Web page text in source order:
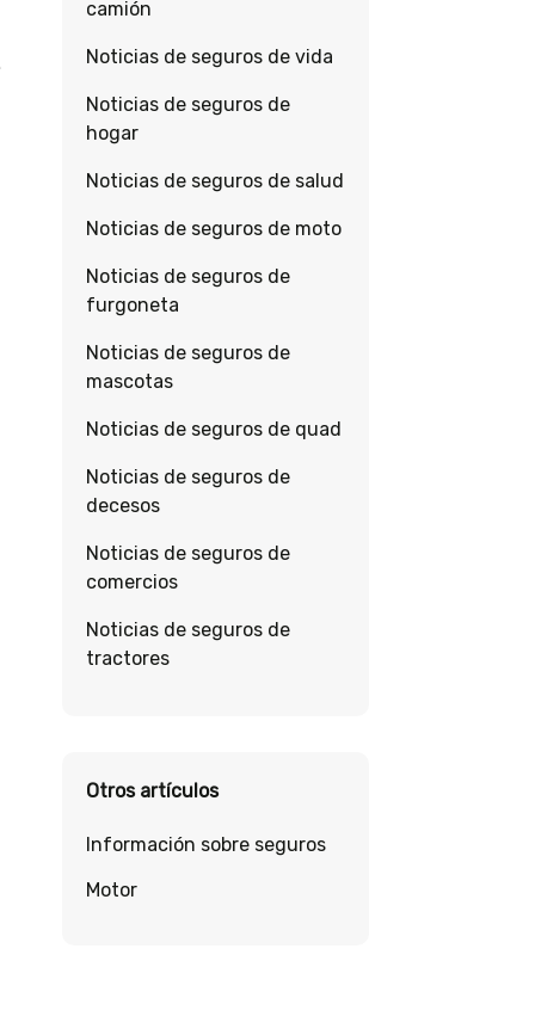
camión
Noticias de seguros de vida
Noticias de seguros de
hogar
Noticias de seguros de salud
Noticias de seguros de moto
Noticias de seguros de
furgoneta
Noticias de seguros de
mascotas
Noticias de seguros de quad
Noticias de seguros de
decesos
Noticias de seguros de
comercios
Noticias de seguros de
tractores
Otros artículos
Información sobre seguros
Motor